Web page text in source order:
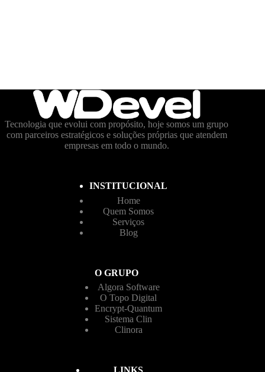
Tecnologia que evolui com propósito, hoje somos um grupo
com parceiros estratégicos e soluções próprias que atendem
empresas em todo o mundo.
INSTITUCIONAL
Home
Quem Somos
Serviços
Blog
O GRUPO
Algora Software
O Topo Digital
Encrypt-Quantum
Sistema Clin
Clinora
LINKS